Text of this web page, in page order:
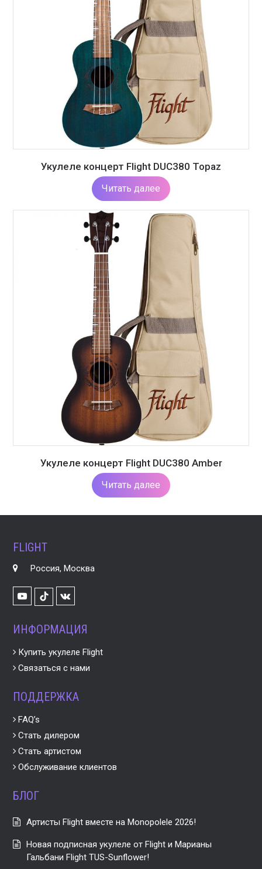
Укулеле концерт Flight DUC380 Topaz
Читать далее
Укулеле концерт Flight DUC380 Amber
Читать далее
FLIGHT
Россия, Москва
YoutubeTikTok
VK
ИНФОРМАЦИЯ
Купить укулеле Flight
Связаться с нами
ПОДДЕРЖКА
FAQ’s
Стать дилером
Стать артистом
Обслуживание клиентов
БЛОГ
Артисты Flight вместе на Monopolele 2026!
Новая подписная укулеле от Flight и Марианы
Гальбани Flight TUS-Sunflower!